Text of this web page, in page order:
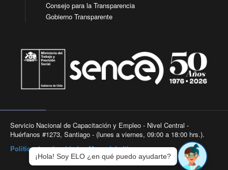
Consejo para la Transparencia
Gobierno Transparente
Servicio Nacional de Capacitación y Empleo - Nivel Central -
Huérfanos #1273, Santiago - (lunes a viernes, 09:00 a 18:00 hrs.).
Política de privacidad|Mapa del sitio
¡Hola! Soy ELO ¿en qué puedo ayudarte?